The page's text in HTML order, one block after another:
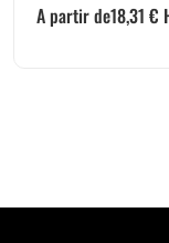
A partir de18,31 €